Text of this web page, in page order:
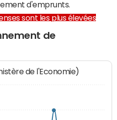
d'emprunts.
sont les plus élevées
de
de l'Economie)